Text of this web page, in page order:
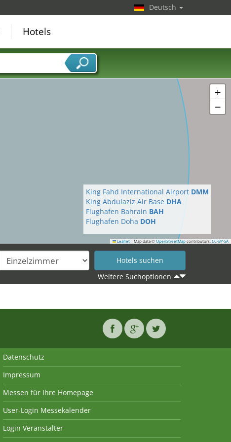
+
−
Leaflet | Map data © OpenStreetMap contributors, CC-BY-SA
King Fahd International Airport DMM
King Abdulaziz Air Base DHA
Flughafen Bahrain BAH
Flughafen Doha DOH
Weitere Suchoptionen
Deutsch
Hotels
Datenschutz
Impressum
Messen für Ihre Homepage
User-Login Messekalender
Login Veranstalter